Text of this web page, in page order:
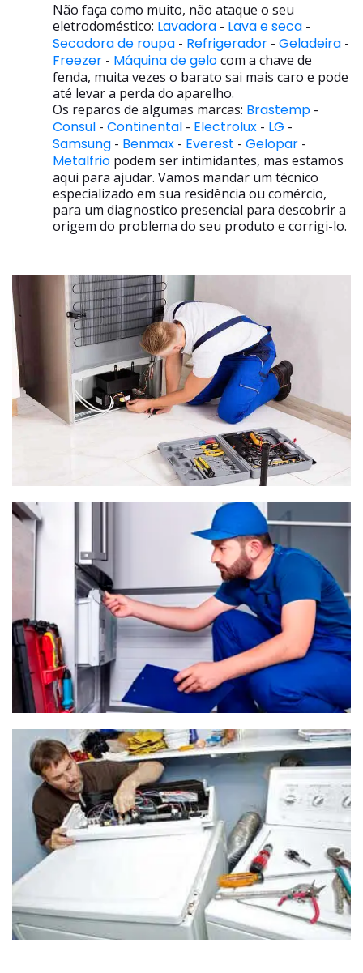
Não faça como muito, não ataque o seu
eletrodoméstico: Lavadora - Lava e seca -
Secadora de roupa - Refrigerador - Geladeira -
Freezer - Máquina de gelocom a chave de
fenda, muita vezes o barato sai mais caro e pode
até levar a perda do aparelho.
Os reparos de algumas marcas: Brastemp -
Consul - Continental - Electrolux - LG -
Samsung - Benmax - Everest - Gelopar -
Metalfrio podem ser intimidantes, mas estamos
aqui para ajudar. Vamos mandar um técnico
especializado em sua residência ou comércio,
para um diagnostico presencial para descobrir a
origem do problema do seu produto e corrigi-lo.